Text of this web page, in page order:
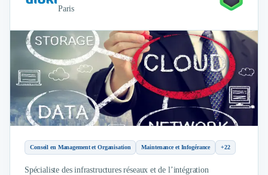
Paris
Conseil en Management et Organisation Maintenance et Infogérance +22
Spécialiste des infrastructures réseaux et de l’intégration